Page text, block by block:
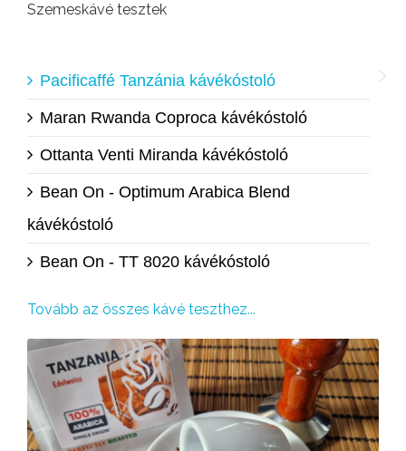
Szemeskávé tesztek
Tovább az összes kávé teszthez...
Pacificaffé Tanzánia kávékóstoló
Maran Rwanda Coproca kávékóstoló
Ottanta Venti Miranda kávékóstoló
Bean On - Optimum Arabica Blend
kávékóstoló
Bean On - TT 8020 kávékóstoló